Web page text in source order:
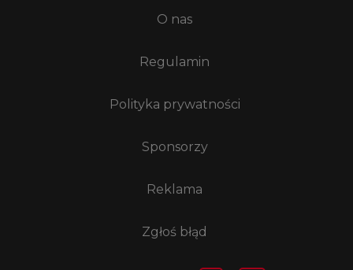
O nas
Regulamin
Polityka prywatności
Sponsorzy
Reklama
Zgłoś błąd